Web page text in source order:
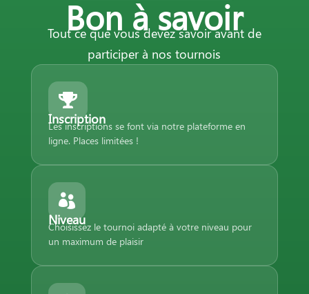
Bon à savoir
Tout ce que vous devez savoir avant de
participer à nos tournois

Inscription
Les inscriptions se font via notre plateforme en
ligne. Places limitées !

Niveau
Choisissez le tournoi adapté à votre niveau pour
un maximum de plaisir